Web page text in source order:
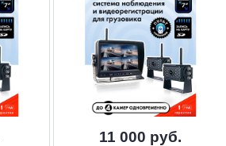
11 000 руб.